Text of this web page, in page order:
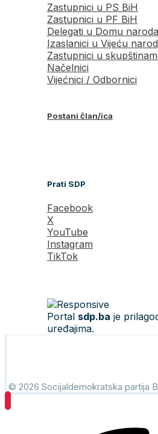
Zastupnici u PS BiH
Zastupnici u PF BiH
Delegati u Domu
Izaslanici u Vijeću
Zastupnici u
Načelnici
Vijećnici / Odbornici
Postani član/ica
Prati SDP
Facebook
X
YouTube
Instagram
TikTok
Portal sdp.ba je
uređajima.
© 2026 Socijaldemokratska partija